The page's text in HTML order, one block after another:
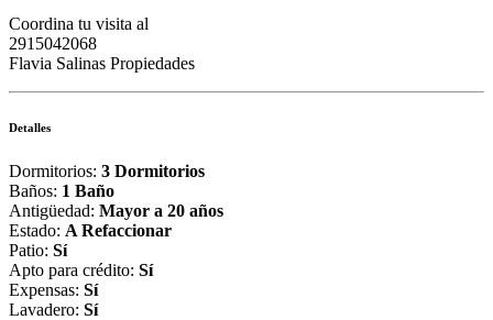
Coordina tu visita al
2915042068
Flavia Salinas Propiedades
Detalles
Dormitorios: 3 Dormitorios
Baños: 1 Baño
Antigüedad: Mayor a 20 años
Estado: A Refaccionar
Patio: Sí
Apto para crédito: Sí
Expensas: Sí
Lavadero: Sí